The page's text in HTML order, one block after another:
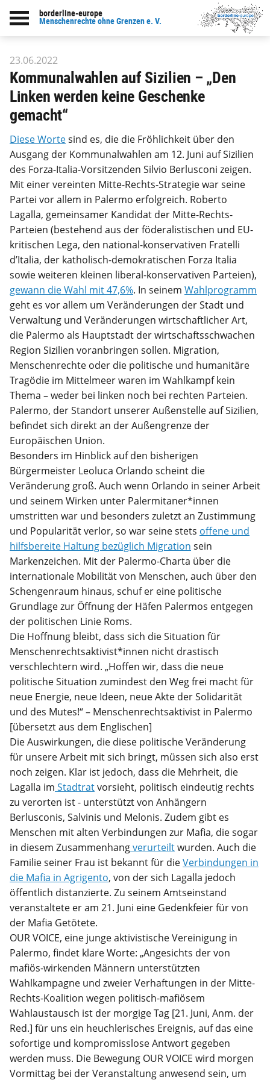
borderline-europe
Menschenrechte ohne Grenzen e. V.
Back to overview : Our work
23.06.2022
Kommunalwahlen auf Sizilien – „Den
Linken werden keine Geschenke
gemacht“
Diese Wortesind es, die die Fröhlichkeit über den
Ausgang der Kommunalwahlen am 12. Juni auf Sizilien
des Forza-Italia-Vorsitzenden Silvio Berlusconi zeigen.
Mit einer vereinten Mitte-Rechts-Strategie war seine
Partei vor allem in Palermo erfolgreich. Roberto
Lagalla, gemeinsamer Kandidat der Mitte-Rechts-
Parteien (bestehend aus der föderalistischen und EU-
kritischen Lega, den national-konservativen Fratelli
d’Italia, der katholisch-demokratischen Forza Italia
sowie weiteren kleinen liberal-konservativen Parteien),
gewann die Wahl mit 47,6%. In seinem Wahlprogramm
geht es vor allem um Veränderungen der Stadt und
Verwaltung und Veränderungen wirtschaftlicher Art,
die Palermo als Hauptstadt der wirtschaftsschwachen
Region Sizilien voranbringen sollen. Migration,
Menschenrechte oder die politische und humanitäre
Tragödie im Mittelmeer waren im Wahlkampf kein
Thema – weder bei linken noch bei rechten Parteien.
Palermo, der Standort unserer Außenstelle auf Sizilien,
befindet sich direkt an der Außengrenze der
Europäischen Union.
Besonders im Hinblick auf den bisherigen
Bürgermeister Leoluca Orlando scheint die
Veränderung groß. Auch wenn Orlando in seiner Arbeit
und seinem Wirken unter Palermitaner*innen
umstritten war und besonders zuletzt an Zustimmung
und Popularität verlor, so war seine stets offene und
hilfsbereite Haltung bezüglich Migration sein
Markenzeichen. Mit der Palermo-Charta über die
internationale Mobilität von Menschen, auch über den
Schengenraum hinaus, schuf er eine politische
Grundlage zur Öffnung der Häfen Palermos entgegen
der politischen Linie Roms.
Die Hoffnung bleibt, dass sich die Situation für
Menschenrechtsaktivist*innen nicht drastisch
verschlechtern wird. „Hoffen wir, dass die neue
politische Situation zumindest den Weg frei macht für
neue Energie, neue Ideen, neue Akte der Solidarität
und des Mutes!“ – Menschenrechtsaktivist in Palermo
[übersetzt aus dem Englischen]
Die Auswirkungen, die diese politische Veränderung
für unsere Arbeit mit sich bringt, müssen sich also erst
noch zeigen. Klar ist jedoch, dass die Mehrheit, die
Lagalla im Stadtratvorsieht, politisch eindeutig rechts
zu verorten ist - unterstützt von Anhängern
Berlusconis, Salvinis und Melonis. Zudem gibt es
Menschen mit alten Verbindungen zur Mafia, die sogar
in diesem Zusammenhangverurteiltwurden. Auch die
Familie seiner Frau ist bekannt für dieVerbindungen in
die Mafia in Agrigento, von der sich Lagalla jedoch
öffentlich distanzierte. Zu seinem Amtseinstand
veranstaltete er am 21. Juni eine Gedenkfeier für von
der Mafia Getötete.
OUR VOICE, eine junge aktivistische Vereinigung in
Palermo, findet klare Worte: „Angesichts der von
mafiös-wirkenden Männern unterstützten
Wahlkampagne und zweier Verhaftungen in der Mitte-
Rechts-Koalition wegen politisch-mafiösem
Wahlaustausch ist der morgige Tag [21. Juni, Anm. der
Red.] für uns ein heuchlerisches Ereignis, auf das eine
sofortige und kompromisslose Antwort gegeben
werden muss. Die Bewegung OUR VOICE wird morgen
Vormittag bei der Veranstaltung anwesend sein, um